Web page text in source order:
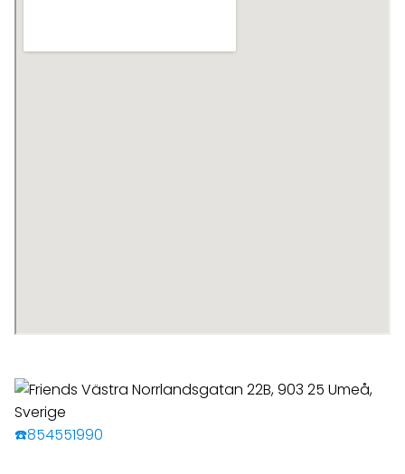
☎️854551990